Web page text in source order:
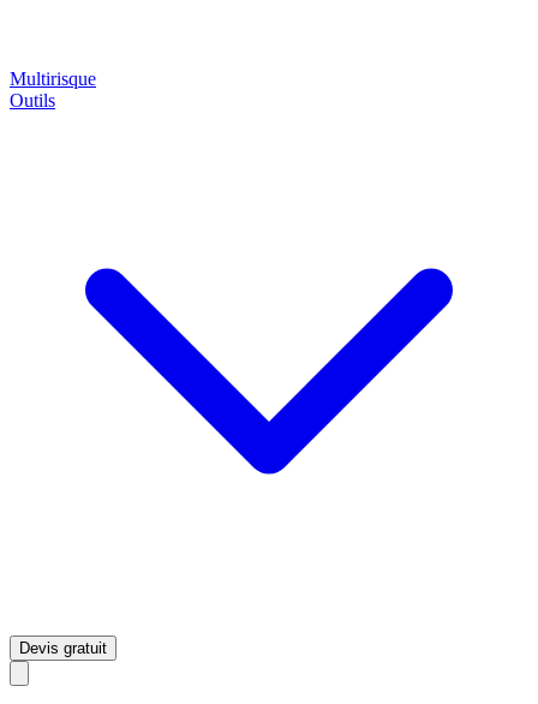
Multirisque
Outils
Devis gratuit